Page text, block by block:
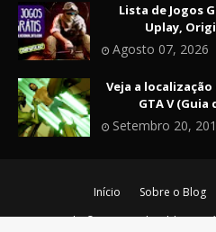
Lista de Jogos
Uplay,
Agosto 07, 2026
Veja a
GTA V
Setembro 20,
Início Sobre o Blog
Copyright ©2026Nerd Maldito - O